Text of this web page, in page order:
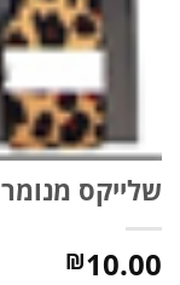
שלייקס מנומר
₪10.00